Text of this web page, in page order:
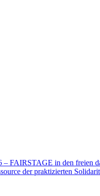
FAIRSTAGE in den freien
der praktizierten